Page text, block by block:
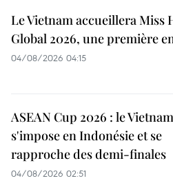
Le Vietnam accueillera Miss
Global 2026, une première
04/08/2026 04:15
ASEAN Cup 2026 : le Vietnam
s'impose en Indonésie et se
rapproche des demi-finales
04/08/2026 02:51